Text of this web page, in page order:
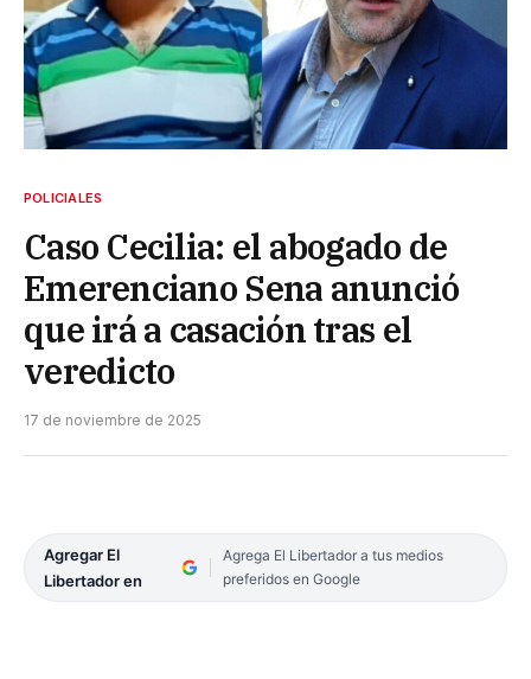
POLICIALES
Caso Cecilia: el abogado de
Emerenciano Sena anunció
que irá a casación tras el
veredicto
17 de noviembre de 2025
Agregar El
Libertador en
Agrega El Libertador a tus medios
preferidos en Google